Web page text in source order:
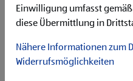
Einwilligung umfasst gemäß
diese Übermittlung in
Nähere Informationen zum
Widerrufsmöglichkeiten